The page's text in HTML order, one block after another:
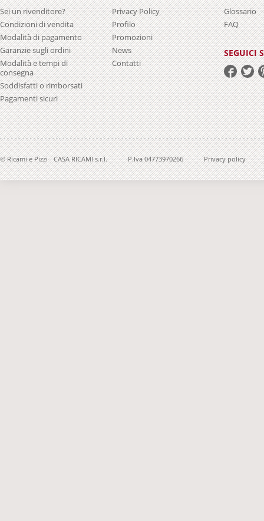
Sei un rivenditore?
Condizioni di vendita
Modalità di pagamento
Garanzie sugli ordini
Modalità e tempi di
consegna
Soddisfatti o rimborsati
Pagamenti sicuri
Privacy Policy
Profilo
Promozioni
News
Contatti
Glossario
FAQ
SEGUICI
© Ricami e Pizzi - CASA RICAMI s.r.l. P.Iva 04773970266 Privacy policy